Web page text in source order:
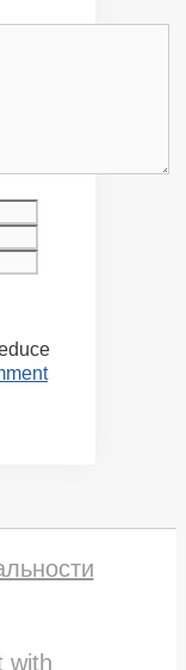
with